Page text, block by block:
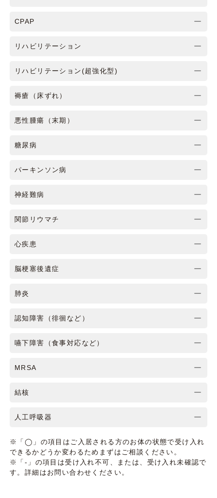
CPAP
リハビリテーション
リハビリテーション(超強化型)
褥瘡（床ずれ）
悪性腫瘍（末期）
糖尿病
パーキンソン病
神経難病
関節リウマチ
心疾患
脳梗塞後遺症
肺炎
認知障害（徘徊など）
嚥下障害（食事対応など）
MRSA
結核
人工呼吸器
※「◯」の項目はご入居される方のお体の状態で受け入れ
できるかどうか変わるためまずはご相談ください。
※「-」の項目は受け入れ不可、または、受け入れ未確認で
す。詳細はお問い合わせください。